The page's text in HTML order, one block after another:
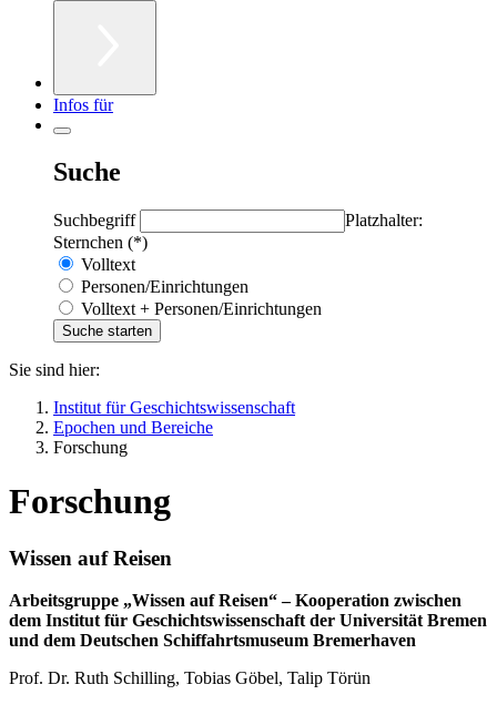
Infos für
Suche
Suchbegriff
Platzhalter:
Sternchen (*)
Volltext
Personen/Einrichtungen
Volltext + Personen/Einrichtungen
Sie sind hier:
Institut für Geschichtswissenschaft
Epochen und Bereiche
Forschung
Forschung
Wissen auf Reisen
Arbeitsgruppe „Wissen auf Reisen“ – Kooperation zwischen
dem Institut für Geschichtswissenschaft der Universität Bremen
und dem Deutschen Schiffahrtsmuseum Bremerhaven
Prof. Dr. Ruth Schilling, Tobias Göbel, Talip Törün